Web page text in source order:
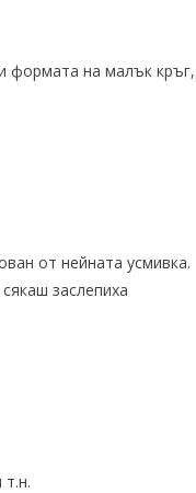
формата на малък кръг,
от нейната усмивка.
заслепиха